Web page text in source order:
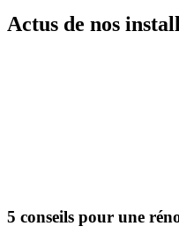
Actus de nos
5 conseils pour une